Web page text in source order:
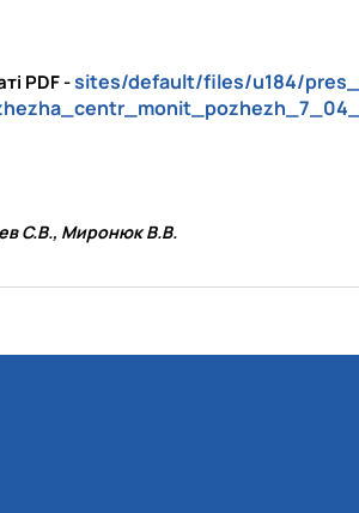
PDF -sites/default/files/u184/
С.В., Миронюк В.В.